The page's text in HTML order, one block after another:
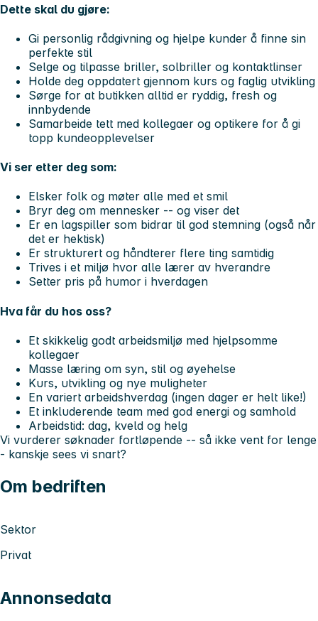
Dette skal du gjøre:
Gi personlig rådgivning og hjelpe kunder å finne sin
perfekte stil
Selge og tilpasse briller, solbriller og kontaktlinser
Holde deg oppdatert gjennom kurs og faglig utvikling
Sørge for at butikken alltid er ryddig, fresh og
innbydende
Samarbeide tett med kollegaer og optikere for å gi
topp kundeopplevelser
Vi ser etter deg som:
Elsker folk og møter alle med et smil
Bryr deg om mennesker -- og viser det
Er en lagspiller som bidrar til god stemning (også når
det er hektisk)
Er strukturert og håndterer flere ting samtidig
Trives i et miljø hvor alle lærer av hverandre
Setter pris på humor i hverdagen
Hva får du hos oss?
Et skikkelig godt arbeidsmiljø med hjelpsomme
kollegaer
Masse læring om syn, stil og øyehelse
Kurs, utvikling og nye muligheter
En variert arbeidshverdag (ingen dager er helt like!)
Et inkluderende team med god energi og samhold
Arbeidstid: dag, kveld og helg
Vi vurderer søknader fortløpende -- så ikke vent for lenge
- kanskje sees vi snart?
Om bedriften
Sektor
Privat
Annonsedata